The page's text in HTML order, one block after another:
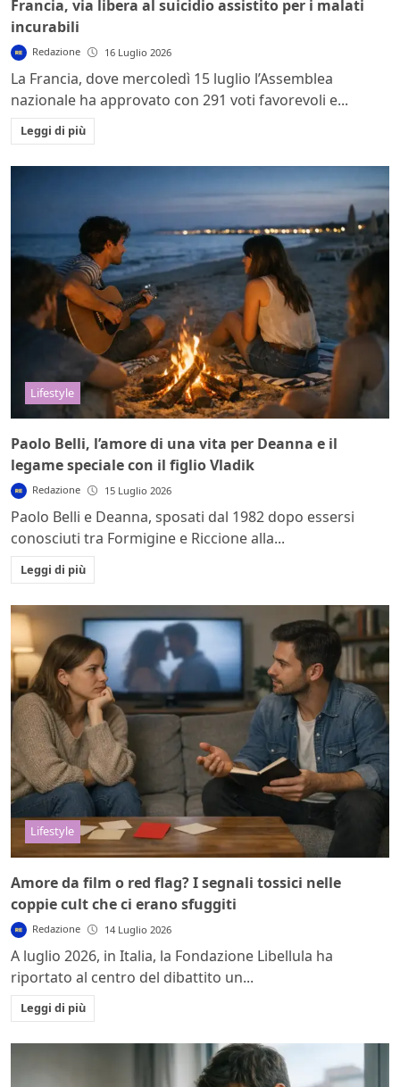
Francia, via libera al suicidio assistito per i malati
incurabili
Redazione 16 Luglio 2026
La Francia, dove mercoledì 15 luglio l’Assemblea
nazionale ha approvato con 291 voti favorevoli e...
Leggi di più
Lifestyle
Paolo Belli, l’amore di una vita per Deanna e il
legame speciale con il figlio Vladik
Redazione 15 Luglio 2026
Paolo Belli e Deanna, sposati dal 1982 dopo essersi
conosciuti tra Formigine e Riccione alla...
Leggi di più
Lifestyle
Amore da film o red flag? I segnali tossici nelle
coppie cult che ci erano sfuggiti
Redazione 14 Luglio 2026
A luglio 2026, in Italia, la Fondazione Libellula ha
riportato al centro del dibattito un...
Leggi di più